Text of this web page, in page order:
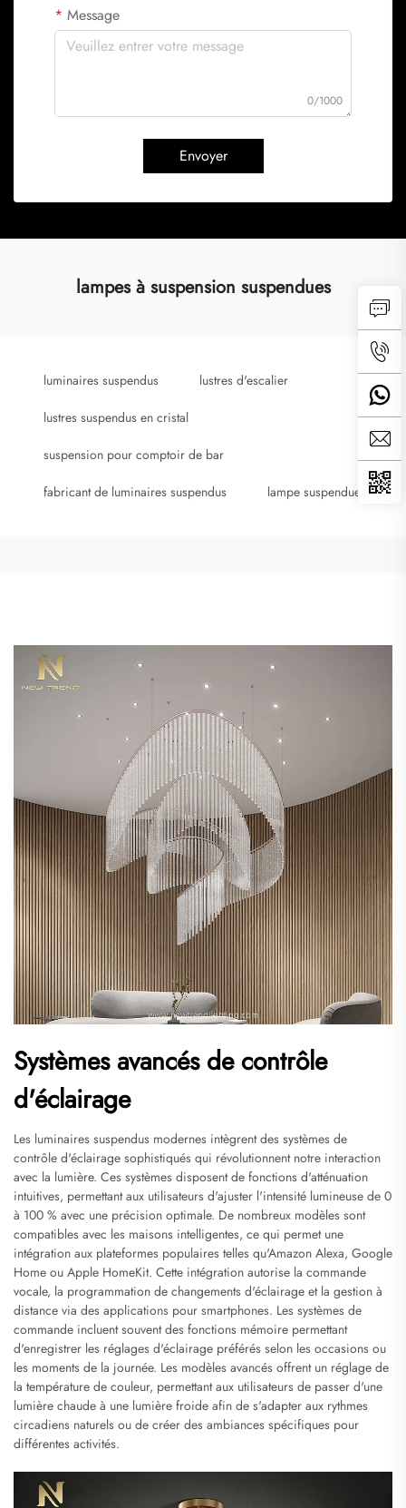
Message
0/1000
Envoyer
lampes à suspension suspendues
luminaires suspendus lustres d'escalier
lustres suspendus en cristal
suspension pour comptoir de bar
fabricant de luminaires suspendus lampe suspendue
Systèmes avancés de contrôle
d'éclairage
Les luminaires suspendus modernes intègrent des systèmes de
contrôle d'éclairage sophistiqués qui révolutionnent notre interaction
avec la lumière. Ces systèmes disposent de fonctions d'atténuation
intuitives, permettant aux utilisateurs d'ajuster l'intensité lumineuse de 0
à 100 % avec une précision optimale. De nombreux modèles sont
compatibles avec les maisons intelligentes, ce qui permet une
intégration aux plateformes populaires telles qu'Amazon Alexa, Google
Home ou Apple HomeKit. Cette intégration autorise la commande
vocale, la programmation de changements d'éclairage et la gestion à
distance via des applications pour smartphones. Les systèmes de
commande incluent souvent des fonctions mémoire permettant
d'enregistrer les réglages d'éclairage préférés selon les occasions ou
les moments de la journée. Les modèles avancés offrent un réglage de
la température de couleur, permettant aux utilisateurs de passer d'une
lumière chaude à une lumière froide afin de s'adapter aux rythmes
circadiens naturels ou de créer des ambiances spécifiques pour
différentes activités.